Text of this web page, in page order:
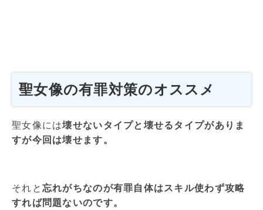
聖女像の有罪対策のオススメ
聖女像には壊せないタイプと壊せるタイプがありま
すが今回は壊せます。
それと忘れがちなのが有罪自体はスキル使わず攻略
すれば問題ないのです。